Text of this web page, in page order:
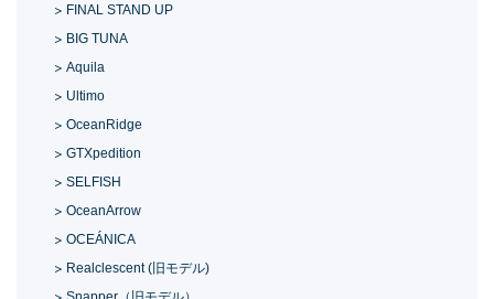
FINAL STAND UP
BIG TUNA
Aquila
Ultimo
OceanRidge
GTXpedition
SELFISH
OceanArrow
OCEÁNICA
Realclescent (旧モデル)